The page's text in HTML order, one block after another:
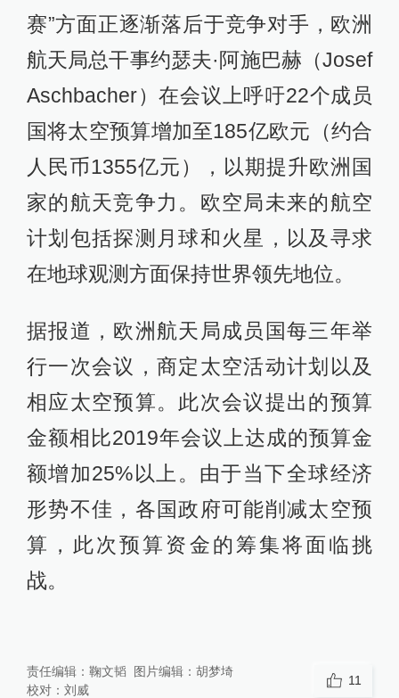
赛”方面正逐渐落后于竞争对手，欧洲
航天局总干事约瑟夫·阿施巴赫（Josef
Aschbacher）在会议上呼吁22个成员
国将太空预算增加至185亿欧元（约合
人民币1355亿元），以期提升欧洲国
家的航天竞争力。欧空局未来的航空
计划包括探测月球和火星，以及寻求
在地球观测方面保持世界领先地位。
据报道，欧洲航天局成员国每三年举
行一次会议，商定太空活动计划以及
相应太空预算。此次会议提出的预算
金额相比2019年会议上达成的预算金
额增加25%以上。由于当下全球经济
形势不佳，各国政府可能削减太空预
算，此次预算资金的筹集将面临挑
战。
责任编辑： 鞠文韬 图片编辑： 胡梦埼
校对： 刘威
11